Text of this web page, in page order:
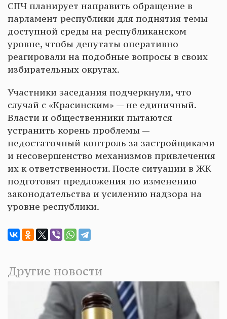
СПЧ планирует направить обращение в
парламент республики для поднятия темы
доступной среды на республиканском
уровне, чтобы депутаты оперативно
реагировали на подобные вопросы в своих
избирательных округах.
Участники заседания подчеркнули, что
случай с «Красинским» — не единичный.
Власти и общественники пытаются
устранить корень проблемы —
недостаточный контроль за застройщиками
и несовершенство механизмов привлечения
их к ответственности. После ситуации в ЖК
подготовят предложения по изменению
законодательства и усилению надзора на
уровне республики.
Другие новости